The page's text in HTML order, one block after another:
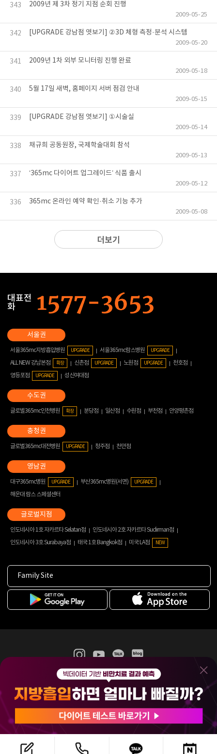
343 2009년 제 3차 정기 지점 순회 진행
2009-05-25
342 [UPGRADE 강남점 엿보기] ②3D 체형 측정·분석 시스템
2009-05-20
341 2009년 1차 외부 모니터링 진행 완료
2009-05-18
340 5월 17일 새벽, 홈페이지 서버 점검 안내
2009-05-15
339 [UPGRADE 강남점 엿보기] ①시술실
2009-05-14
338 채규희 공동원장, 국제학술대회 참석
2009-05-13
337 ‘365mc 다이어트 업그레이드’ 식품 출시
2009-05-12
336 365mc 온라인 예약 확인·취소 기능 추가
2009-05-08
더보기
대표전
화
서울365mc지방흡입병원 UPGRADE 서울365mc람스병원 UPGRADE
ALL NEW 강남본점 확장 신촌점 UPGRADE 노원점 UPGRADE
천호점
영등포점
UPGRADE 성신여대점
글로벌365mc인천병원 확장 분당점 일산점 수원점 부천점 안양평촌점
글로벌365mc대전병원 UPGRADE 청주점 천안점
대구365mc병원 UPGRADE 부산365mc병원(서면) UPGRADE
해운대 람스 스페셜센터
인도네시아 1호 자카르타 Selatan점
인도네시아 2호 자카르타 Sudirman점
인도네시아 3호 Surabaya점
태국 1호 Bangkok점 미국 LA점 NEW
Family Site
365mc 병·의원 이용약관
홈페이지 이용약관
비급여진료수가
(주)365mcㅣ서울특별시 서초구 서초대로52길 7, 3~4층(서초동, 제일빌딩)
120-87-04354ㅣ김남철
COPYRIGHT(C) 2025 365mc. ALL RIGHTS RESERVED.